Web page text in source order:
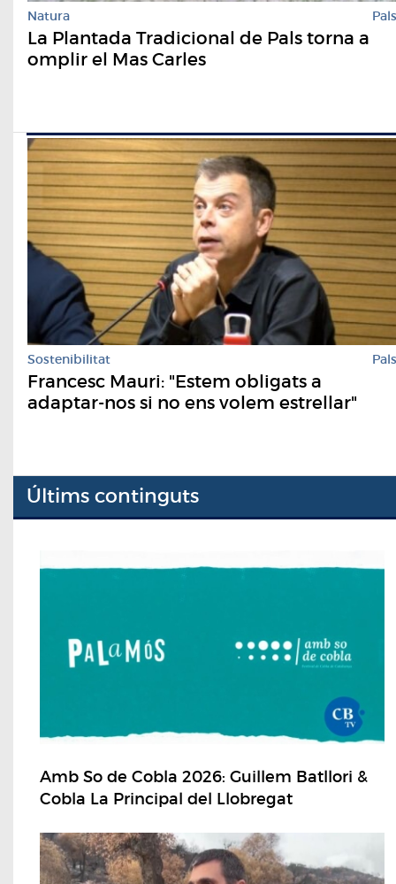
Natura Pals
La Plantada Tradicional de Pals torna a
omplir el Mas Carles
Sostenibilitat Pals
Francesc Mauri: "Estem obligats a
adaptar-nos si no ens volem estrellar"
Últims continguts
Amb So de Cobla 2026: Guillem Batllori &
Cobla La Principal del Llobregat